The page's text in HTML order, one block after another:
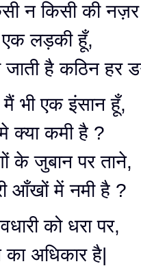
न किसी की
लड़की हूँ,
जाती है कठिन हर
भी एक इंसान हूँ,
क्या कमी है ?
के जुबान पर ताने,
आँखों में नमी है ?
को धरा पर,
का अधिकार है|